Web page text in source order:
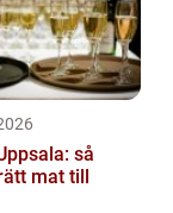
så
mat till